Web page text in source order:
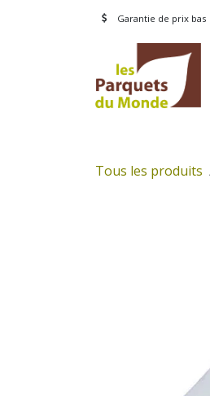
Se rendre au contenu
Garantie de prix bas
Tous les produits